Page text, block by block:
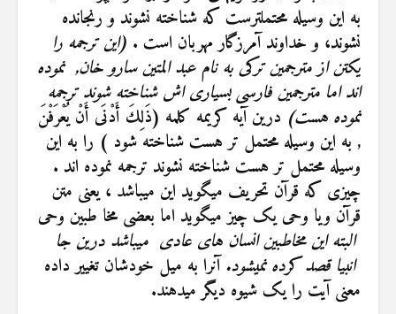
به اين وسيله محتمل‏ترست كه شناخته نشوند و رنجانده
نشوند، و خداوند آمرزگار مهربان است‏ . (این ترجمه را
یکتن از مترجمین ترکی به نام عبد المتین سارو خان, نموده
اند اما مترجمین فارسی بسیاری اش شناخته شوند ترجمه
نموده هست) درین آیه کریمه کلمه (ذَلِكَ أَدْنَى أَنْ يُعْرَفْنَ
, به این وسیله محتمل تر هست شناخته شود ) را به این
وسیله محتمل تر هست شناخته نشوند ترجمه نموده اند .
چیزی که قرآن تحریف میگوید این میباشد ، یعنی متن
قرآن ویا وحی یک چیز میگوید اما بعضی مخا طبین وحی
البته این مخاطبین انسان های عادی میباشد درین جا
انبیا قصد کرده نمیشود.آنرا به میل خودشان تغییر داده
معنی آیت را یک شیوه دیگر میدهند.